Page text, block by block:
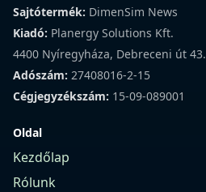
Sajtótermék: DimenSim News
Kiadó: Planergy Solutions Kft.
4400 Nyíregyháza, Debreceni út 43.
Adószám: 27408016-2-15
Cégjegyzékszám: 15-09-089001
Oldal
Kezdőlap
Rólunk